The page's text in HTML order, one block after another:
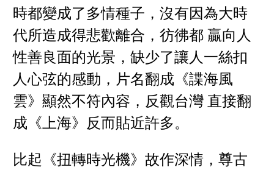
時都變成了多情種子，沒有因為大時
代所造成得悲歡離合，彷彿都 贏向人
性善良面的光景，缺少了讓人一絲扣
人心弦的感動，片名翻成《諜海風
雲》顯然不符內容，反觀台灣 直接翻
成《上海》反而貼近許多。
比起《扭轉時光機》故作深情，尊古